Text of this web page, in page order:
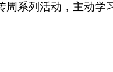
周系列活动，主动学